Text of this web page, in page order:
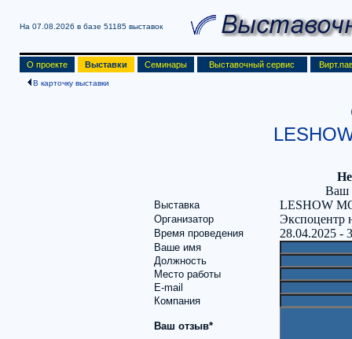
На 07.08.2026 в базе 51185 выставок
О проекте Выставки Семинары Выставочный сервис
В карточку выставки
Ваш
Выставка LESHOW
Организатор Экспоцентр
Время проведения 28.04.2025 -
Ваше имя
Должность
Место работы
E-mail
Компания
Ваш отзыв*